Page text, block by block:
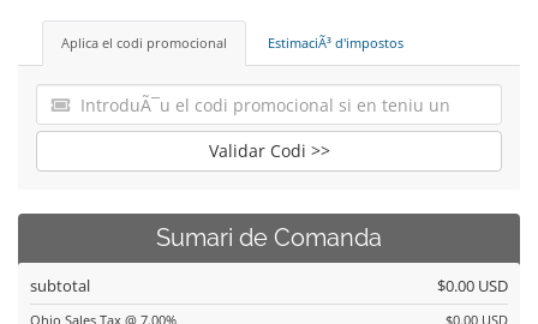
Aplica el codi promocional EstimaciÃ³ d'impostos
Validar Codi >>
Sumari de Comanda
subtotal $0.00 USD
Ohio Sales Tax @ 7.00% $0.00 USD